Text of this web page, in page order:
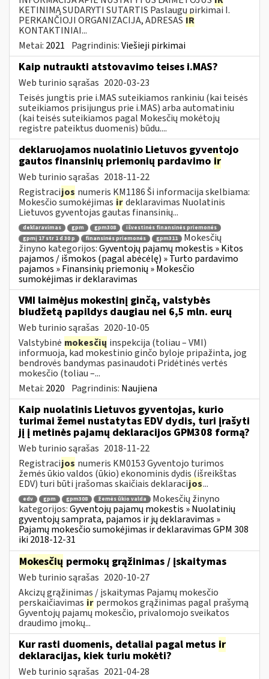
KETINIMĄ SUDARYTI SUTARTIS Paslaugų pirkimai I.
PERKANČIOJI ORGANIZACIJA, ADRESAS IR
KONTAKTINIAI...
Metai: 2021 Pagrindinis:Viešieji pirkimai
Kaip nutraukti atstovavimo teises i.MAS?
Web turinio sąrašas 2020-03-23
Teisės jungtis prie i.MAS suteikiamos rankiniu (kai teisės
suteikiamos prisijungus prie i.MAS) arba automatiniu
(kai teisės suteikiamos pagal Mokesčių mokėtojų
registre pateiktus duomenis) būdu....
deklaruojamos nuolatinio Lietuvos gyventojo
gautos finansinių priemonių pardavimo ir
Web turinio sąrašas 2018-11-22
Registracijos numeris KM1186 Ši informacija skelbiama:
Mokesčio sumokėjimas irdeklaravimas Nuolatinis
Lietuvos gyventojas gautas finansinių...
deklaravimas gpm gpm308
išvestinės finansinės priemonės
gpmį 17 str 1 d 30 p
finansinės priemonės gpm311
Mokesčių
žinyno kategorijos:Gyventojų pajamų mokestis » Kitos
pajamos / išmokos (pagal abėcėlę) » Turto pardavimo
pajamos » Finansinių priemonių » Mokesčio
sumokėjimas ir deklaravimas
VMI laimėjus mokestinį ginčą, valstybės
biudžetą papildys daugiau nei 6,5 mln. eurų
Web turinio sąrašas 2020-10-05
Valstybinė mokesčių inspekcija (toliau – VMI)
informuoja, kad mokestinio ginčo byloje pripažinta, jog
bendrovės bandymas pasinaudoti Pridėtinės vertės
mokesčio (toliau –...
Metai: 2020 Pagrindinis: Naujiena
Kaip nuolatinis Lietuvos gyventojas, kurio
turimai žemei nustatytas EDV dydis, turi įrašyti
jį į metinės pajamų deklaracijos GPM308 formą?
Web turinio sąrašas 2018-11-22
Registracijos numeris KM0153 Gyventojo turimos
žemės ūkio valdos (ūkio) ekonominis dydis (išreikštas
EDV) turi būti įrašomas skaičiais deklaracijos...
edv gpm gpm308 žemės ūkio valda
Mokesčių žinyno
kategorijos:Gyventojų pajamų mokestis » Nuolatinių
gyventojų samprata, pajamos ir jų deklaravimas »
Pajamų mokesčio sumokėjimas ir deklaravimas GPM 308
iki 2018-12-31
Mokesčių permokų grąžinimas / įskaitymas
Web turinio sąrašas 2020-10-27
Akcizų grąžinimas / įskaitymas Pajamų mokesčio
perskaičiavimas ir permokos grąžinimas pagal prašymą
Gyventojų pajamų mokesčio, privalomojo sveikatos
draudimo įmokų...
Kur rasti duomenis, detaliai pagal metus ir
deklaracijas, kiek turiu mokėti?
Web turinio sąrašas 2021-04-28